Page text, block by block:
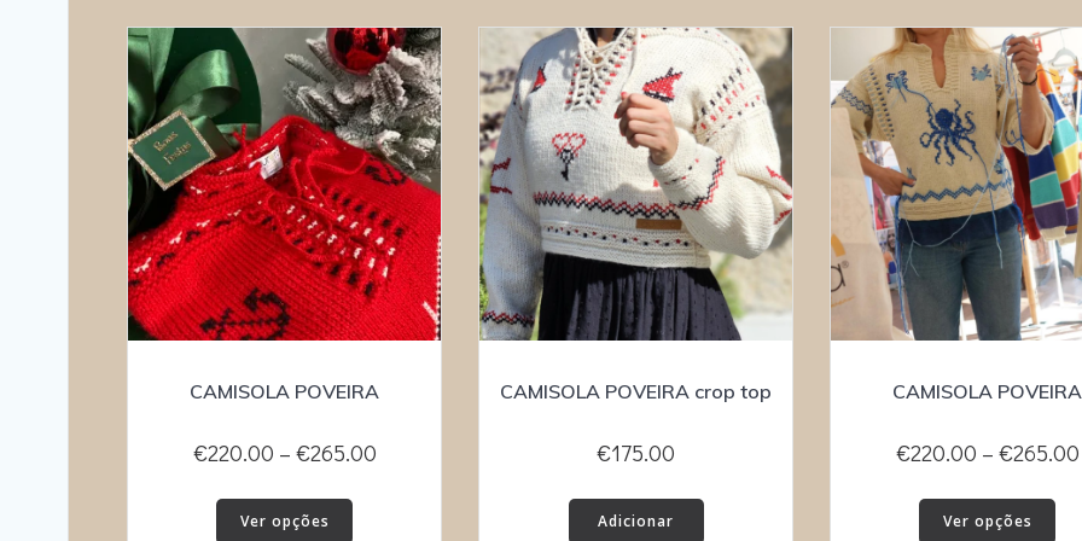
CAMISOLA POVEIRA
€220.00 – €265.00Price
Ver opções
This
CAMISOLA POVEIRA crop top
€175.00
Adicionar
CAMISOLA POVEIRA
€220.00 – €265.00
Ver opções
This